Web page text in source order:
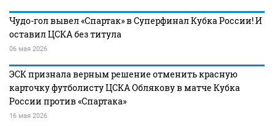
Чудо-гол вывел «Спартак» в Суперфинал Кубка России! И
оставил ЦСКА без титула
06 мая 2026
ЭСК признала верным решение отменить красную
карточку футболисту ЦСКА Облякову в матче Кубка
России против «Спартака»
16 мая 2026